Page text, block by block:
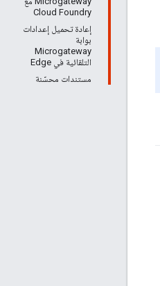
Cloud Foundry
إعادة تحميل إعدادات
بوابة
Microgateway
التلقائية في Edge
مستندات محسّنة